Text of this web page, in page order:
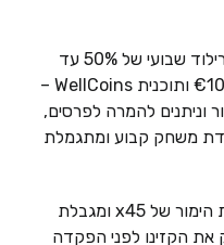
לשחקנים קבועים, Welle מציע בונוס רילוד שבועי של 50% עד
€100, בונוס קריפטו של 150% עד €100 ותוכנית WellCoins –
וניתנים להמרה לפרסים,
משחק קבוע ומתגמלת
הספינים ללא הפקדה כרוכים בדרישת הימור של x45 ומגבלת
את הקזינו לפני הפקדה